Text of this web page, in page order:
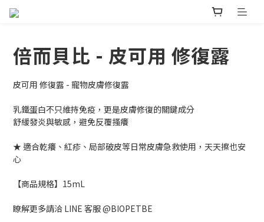
倍而貝比 - 皮可用 修復露
皮可用 修復露 - 寵物皮膚修復露
乳鐵蛋白不只維持免疫，更是皮膚修復的關鍵成分
舒緩發炎與敏感，避免反覆搔癢
★ 適合乾癢、紅疹、局部破皮等日常皮膚急救使用，天天擦也安
心
【商品規格】15mL
瞭解更多請洽 LINE 客服 @BIOPETBE